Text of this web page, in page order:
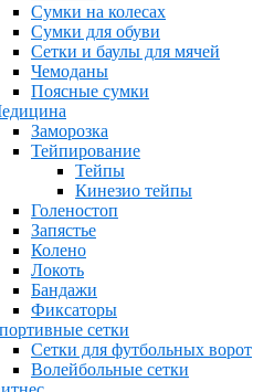
Сумки на колесах
Сумки для обуви
Сетки и баулы для мячей
Чемоданы
Поясные сумки
Заморозка
Тейпирование
Тейпы
Кинезио тейпы
Голеностоп
Запястье
Колено
Локоть
Бандажи
Фиксаторы
сетки
Сетки для футбольных ворот
Волейбольные сетки